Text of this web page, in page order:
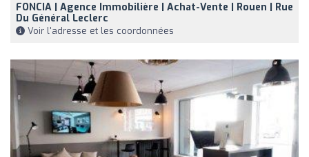
FONCIA | Agence Immobilière | Achat-Vente | Rouen | Rue
Du Général Leclerc
Voir l'adresse et les coordonnées